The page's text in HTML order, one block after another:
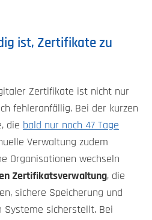
ist, Zertifikate zu
Zertifikate ist nicht nur
fehleranfällig. Bei der kurzen
die bald nur noch 47 Tage
Verwaltung zudem
Organisationen wechseln
Zertifikatsverwaltung, die
sichere Speicherung und
sicherstellt. Bei